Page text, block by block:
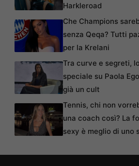
Harkleroad
Che Champions
senza Qeqa? Tutti
per la Krelani
Tra curve e segreti, lo
speciale su Paola
già un cult
Tennis, chi non
una coach così? La
sexy è meglio di uno